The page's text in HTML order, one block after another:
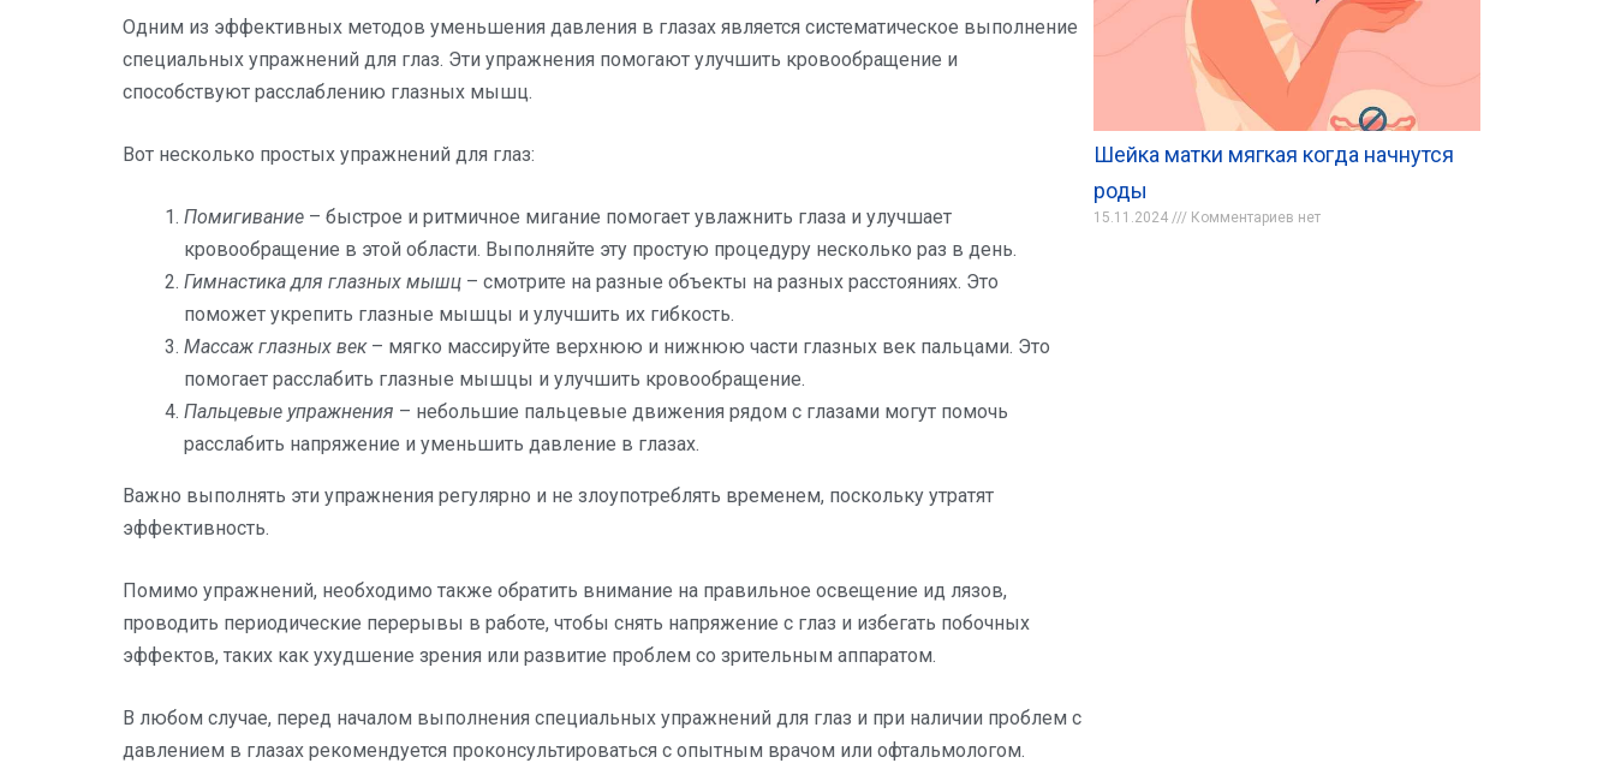
Одним из эффективных методов уменьшения давления в глазах является систематическое выполнение
специальных упражнений для глаз. Эти упражнения помогают улучшить кровообращение и
способствуют расслаблению глазных мышц.
Вот несколько простых упражнений для глаз:
Помигивание – быстрое и ритмичное мигание помогает увлажнить глаза и улучшает
кровообращение в этой области. Выполняйте эту простую процедуру несколько раз в день.
Гимнастика для глазных мышц – смотрите на разные объекты на разных расстояниях. Это
поможет укрепить глазные мышцы и улучшить их гибкость.
Массаж глазных век– мягко массируйте верхнюю и нижнюю части глазных век пальцами. Это
помогает расслабить глазные мышцы и улучшить кровообращение.
Пальцевые упражнения – небольшие пальцевые движения рядом с глазами могут помочь
расслабить напряжение и уменьшить давление в глазах.
Важно выполнять эти упражнения регулярно и не злоупотреблять временем, поскольку утратят
эффективность.
Помимо упражнений, необходимо также обратить внимание на правильное освещение ид лязов,
проводить периодические перерывы в работе, чтобы снять напряжение с глаз и избегать побочных
эффектов, таких как ухудшение зрения или развитие проблем со зрительным аппаратом.
В любом случае, перед началом выполнения специальных упражнений для глаз и при наличии проблем с
давлением в глазах рекомендуется проконсультироваться с опытным врачом или офтальмологом.
Шейка матки мягкая когда начнутся
роды
15.11.2024 Комментариев нет